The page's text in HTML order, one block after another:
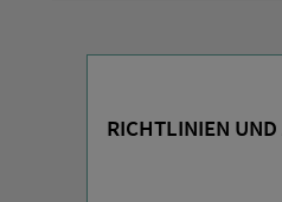
RICHTLINIEN UND